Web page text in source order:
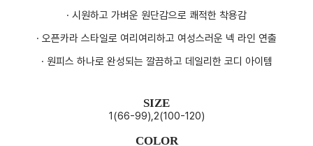
· 시원하고 가벼운 원단감으로 쾌적한 착용감
· 오픈카라 스타일로 여리여리하고 여성스러운 넥 라인 연출
· 원피스 하나로 완성되는 깔끔하고 데일리한 코디 아이템
SIZE
1(66-99),2(100-120)
COLOR